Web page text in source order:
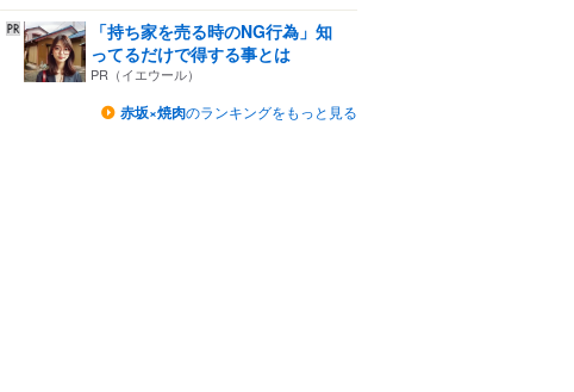
「持ち家を売る時のNG行為」知
ってるだけで得する事とは
PR（イエウール）
赤坂×焼肉のランキングをもっと見る